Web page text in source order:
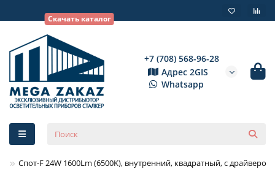
+7 (708) 568-96-28
Адрес 2GIS
Whatsapp
Скачать каталог
Спот-F 24W 1600Lm (6500K), внутренний, квадратный, с драйвером